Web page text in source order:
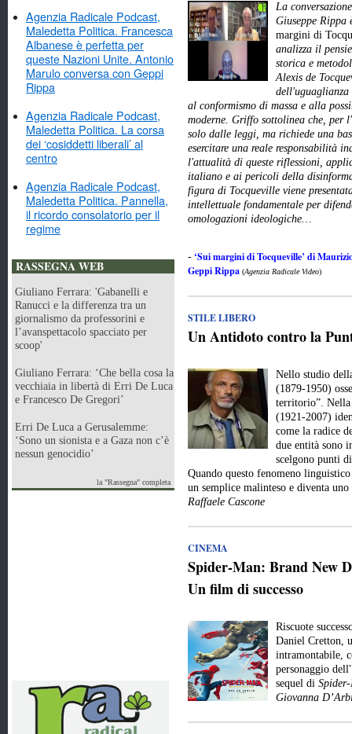
Agenzia Radicale Podcast,
Maledetta Politica. Francesca
Albanese è perfetta per
queste Nazioni Unite. Antonio
Marulo conversa con Geppi
Rippa
Agenzia Radicale Podcast,
Maledetta Politica. La corsa
dei ‘cosiddetti liberali’ al
centro
Agenzia Radicale Podcast,
Maledetta Politica. Pannella,
il ricordo consolatorio per il
regime
RASSEGNA WEB
Giuliano Ferrara: 'Gabanelli e
Ranucci e la differenza tra un
giornalismo da professorini e
l’avanspettacolo spacciato per
scoop'
Giuliano Ferrara: ‘Che bella cosa la
vecchiaia in libertà di Erri De Luca
e Francesco De Gregori’
Erri De Luca a Gerusalemme:
‘Sono un sionista e a Gaza non c’è
nessun genocidio’
la "Rassegna" completa
La
Giuseppe
margini di
analizza il
storica e
Alexis de
dell'uguaglianza
al conformismo di massa e alla
moderne. Griffo sottolinea che, per
solo dalle leggi, ma richiede una
esercitare una reale responsabilità
l'attualità di queste riflessioni,
italiano e ai pericoli della
figura di Tocqueville viene
intellettuale fondamentale per
omologazioni ideologiche…
- ‘Sui margini di Tocqueville’ di
Geppi Rippa (Agenzia Radicale Video)
STILE LIBERO
Un Antidoto contro la
Nello studio
(1879-1950)
territorio”. Nella
(1921-2007)
come la radice
due entità sono
scelgono punti
Quando questo fenomeno
un semplice malinteso e diventa
Raffaele Cascone
CINEMA
Spider-Man: Brand New
Un film di successo
Riscuote
Daniel Cretton,
intramontabile,
personaggio
sequel di
Giovanna